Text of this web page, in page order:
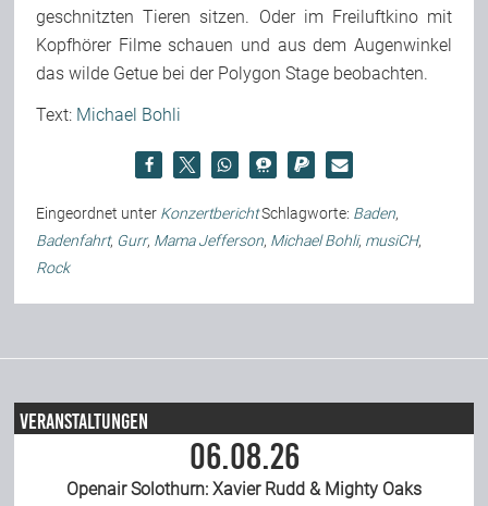
geschnitzten Tieren sitzen. Oder im Freiluftkino mit
Kopfhörer Filme schauen und aus dem Augenwinkel
das wilde Getue bei der Polygon Stage beobachten.
Text: Michael Bohli
Eingeordnet unter KonzertberichtSchlagworte: Baden,
Badenfahrt, Gurr, Mama Jefferson, Michael Bohli, musiCH,
Rock
Veranstaltungen
06.08.26
Openair Solothurn: Xavier Rudd & Mighty Oaks